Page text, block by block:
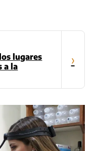
lugares
a la
›